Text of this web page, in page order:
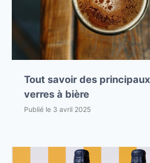
Tout savoir des
verres à bière
Publié le 3 avril 2025